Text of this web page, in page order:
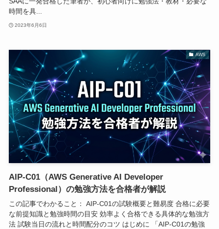
時間を具...
2023年6月6日
AWS
AIP-C01（AWS Generative AI Developer
Professional）の勉強方法を合格者が解説
この記事でわかること： AIP-C01の試験概要と難易度 合格に必要
な前提知識と勉強時間の目安 効率よく合格できる具体的な勉強方
法 試験当日の流れと時間配分のコツ はじめに 「AIP-C01の勉強